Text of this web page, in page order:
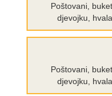
Poštovani,
djevojku,
Poštovani,
djevojku,